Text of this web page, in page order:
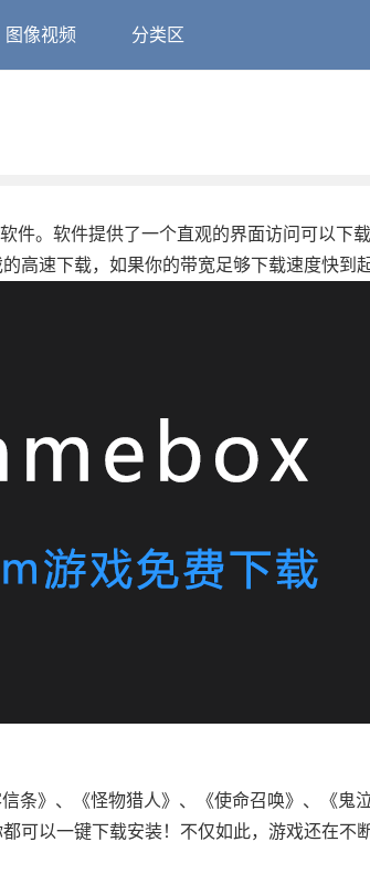
图像视频 分类区
件。软件提供了一个直观的界面访问可以下
高速下载，如果你的带宽足够下载速度快到起
条》、《怪物猎人》、《使命召唤》、《鬼
可以一键下载安装！不仅如此，游戏还在不